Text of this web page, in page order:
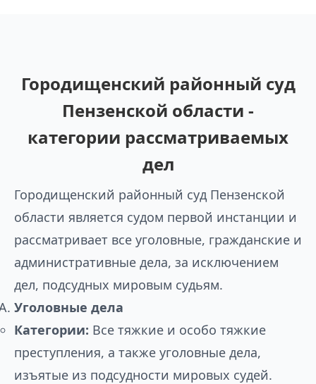
Городищенский районный суд
Пензенской области -
категории рассматриваемых
дел
Городищенский районный суд Пензенской
области является судом первой инстанции и
рассматривает все уголовные, гражданские и
административные дела, за исключением
дел, подсудных мировым судьям.
Уголовные дела
Категории: Все тяжкие и особо тяжкие
преступления, а также уголовные дела,
изъятые из подсудности мировых судей.